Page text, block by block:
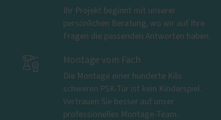
Ihr Projekt beginnt mit unserer
persönlichen Beratung, wo wir auf Ihre
Fragen die passenden Antworten haben.
 Montage vom Fach
Die Montage einer hunderte Kilo
schweren PSK-Tür ist kein Kinderspiel.
Vertrauen Sie besser auf unser
professionelles Montage-Team.